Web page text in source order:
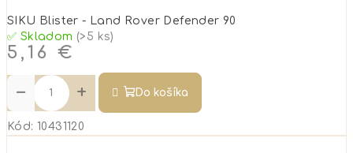
SIKU Blister - Land Rover Defender 90
✅ Skladom (>5 ks)
5,16 €
+
− Do košíka
Kód: 10431120